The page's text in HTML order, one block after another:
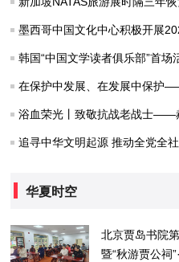
墨西哥中国文化中心积极开展
韩国“中国文学读者俱乐部”首场
在保护中发展、在发展中保护
浴血荣光丨致敬抗战老战士——
追寻中华文明起源 推动全党全社
华夏时空
北京贾岛书院
暨“秋游贾公祠